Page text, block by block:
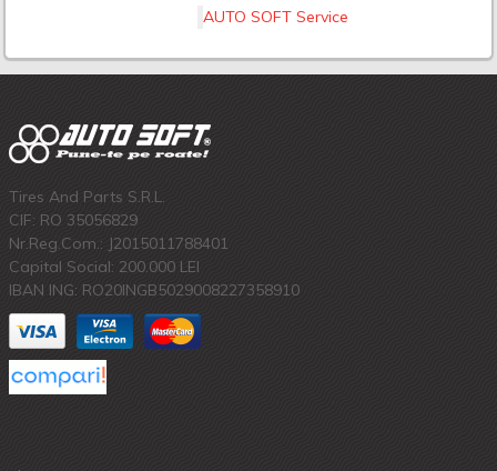
AUTO SOFT Service
Tires And Parts S.R.L.
CIF: RO 35056829
Nr.Reg.Com.: J2015011788401
Capital Social: 200.000 LEI
IBAN ING: RO20INGB5029008227358910